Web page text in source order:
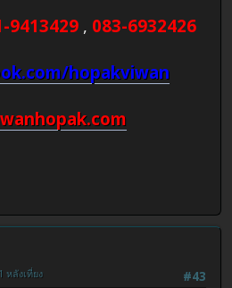
9413429 , 083-6932426
hopakviwan
#43
หลังเที่ยง